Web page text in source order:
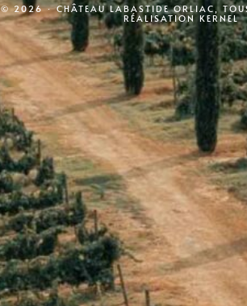
© 2026 · CHÂTEAU LABASTIDE ORLIAC,
RÉALISATION KERNEL